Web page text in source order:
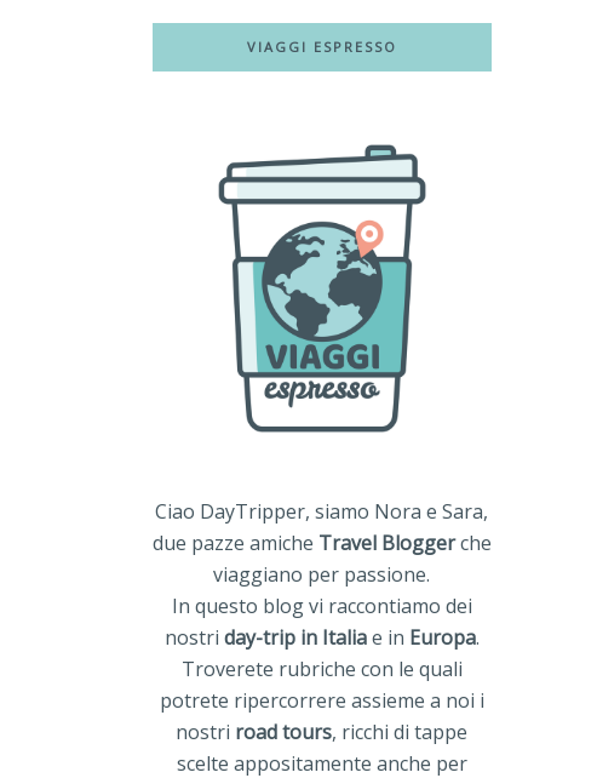
VIAGGI ESPRESSO
Ciao DayTripper, siamo Nora e Sara,
due pazze amiche Travel Bloggerche
viaggiano per passione.
In questo blog vi raccontiamo dei
nostri day-trip in Italiae in Europa.
Troverete rubriche con le quali
potrete ripercorrere assieme a noi i
nostri road tours, ricchi di tappe
scelte appositamente anche per